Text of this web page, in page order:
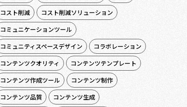
コスト削減
コスト削減ソリューション
コミュニケーションツール
コミュニティスペースデザイン
コラボレーション
コンテンツクオリティ
コンテンツテンプレート
コンテンツ作成ツール
コンテンツ制作
コンテンツ品質
コンテンツ生成